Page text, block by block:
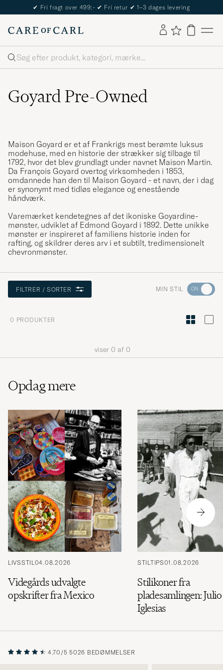
✔ Fri fragt over 499;- ✔ Fri retur ✔ 1–3 dages levering
Søg
Goyard Pre-Owned
Maison Goyard er et af Frankrigs mest berømte luksus
modehuse, med en historie der strækker sig tilbage til
1792, hvor det blev grundlagt under navnet Maison Martin.
Da François Goyard overtog virksomheden i 1853,
omdannede han den til Maison Goyard - et navn, der i dag
er synonymt med tidløs elegance og enestående
håndværk.
Varemærket kendetegnes af det ikoniske Goyardine-
mønster, udviklet af Edmond Goyard i 1892. Dette unikke
mønster er inspireret af familiens historie inden for
rafting, og skildrer deres arv i et subtilt, tredimensionelt
chevronmønster.
FILTRER / SORTER MIN STIL Gå
Stilråd
er
mere
udvalg
dig.
0 PRODUKTER
viser 0 af 0
Opdag mere
LIVSSTIL04.08.2026
Videgårds udvalgte
opskrifter fra Mexico
STILTIPS01.08.2026
Stilikoner fra
pladesamlingen: Julio
Iglesias
4.70/5 5026 BEDØMMELSER